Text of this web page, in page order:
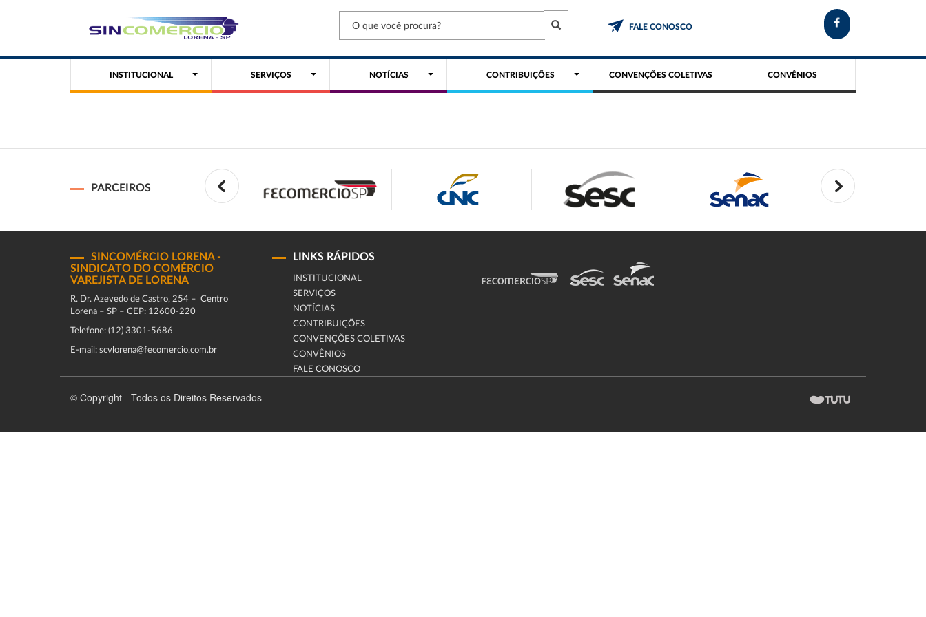
FALE CONOSCO
INSTITUCIONAL SERVIÇOS NOTÍCIAS CONTRIBUIÇÕES CONVENÇÕES COLETIVAS CONVÊNIOS
PARCEIROS
SINCOMÉRCIO LORENA -
SINDICATO DO COMÉRCIO
VAREJISTA DE LORENA
R. Dr. Azevedo de Castro, 254 – Centro
Lorena – SP – CEP: 12600-220
Telefone: (12) 3301-5686
E-mail: scvlorena@fecomercio.com.br
LINKS RÁPIDOS
INSTITUCIONAL
SERVIÇOS
NOTÍCIAS
CONTRIBUIÇÕES
CONVENÇÕES COLETIVAS
CONVÊNIOS
FALE CONOSCO
© Copyright - Todos os Direitos Reservados